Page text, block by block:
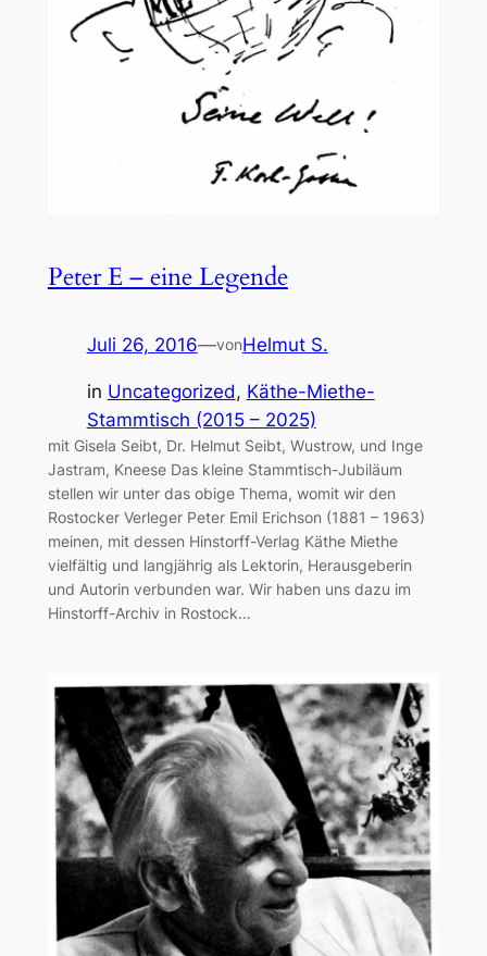
Peter E – eine Legende
Juli 26, 2016—vonHelmut S.
in Uncategorized, Käthe-Miethe-
Stammtisch (2015 – 2025)
mit Gisela Seibt, Dr. Helmut Seibt, Wustrow, und Inge
Jastram, Kneese Das kleine Stammtisch-Jubiläum
stellen wir unter das obige Thema, womit wir den
Rostocker Verleger Peter Emil Erichson (1881 – 1963)
meinen, mit dessen Hinstorff-Verlag Käthe Miethe
vielfältig und langjährig als Lektorin, Herausgeberin
und Autorin verbunden war. Wir haben uns dazu im
Hinstorff-Archiv in Rostock…